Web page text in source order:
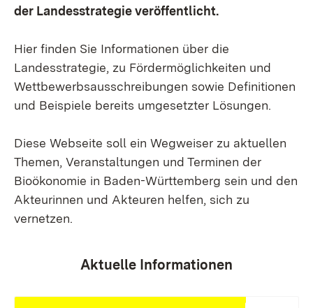
der Landesstrategie veröffentlicht.
Hier finden Sie Informationen über die
Landesstrategie, zu Fördermöglichkeiten und
Wettbewerbsausschreibungen sowie Definitionen
und Beispiele bereits umgesetzter Lösungen.
Diese Webseite soll ein Wegweiser zu aktuellen
Themen, Veranstaltungen und Terminen der
Bioökonomie in Baden-Württemberg sein und den
Akteurinnen und Akteuren helfen, sich zu
vernetzen.
Aktuelle Informationen